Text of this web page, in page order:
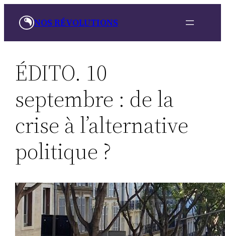
NOS RÉVOLUTIONS
ÉDITO. 10
septembre : de la
crise à l’alternative
politique ?